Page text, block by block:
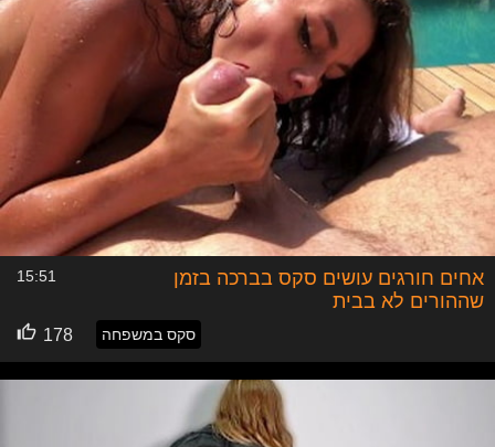
אחים חורגים עושים סקס בברכה בזמן
שההורים לא בבית
15:51
סקס במשפחה 178